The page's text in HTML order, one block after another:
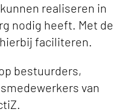
realiseren in
nodig heeft. Met de
faciliteren.
bestuurders,
van